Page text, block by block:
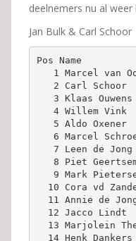
deelnemers nu al
Jan Bulk & Carl Schoor
Pos Name
1 Marcel van
2 Carl
3 Klaas
4 Willem
5 Aldo
6 Marcel
7 Leen de
8 Piet
9 Mark
10 Cora vd
11 Annie de
12 Jacco Lindt
13 Marjolein
14 Henk